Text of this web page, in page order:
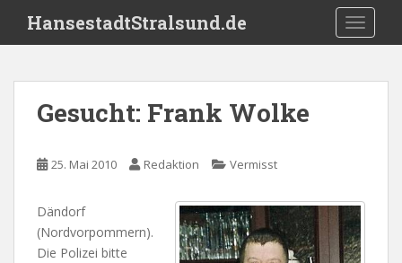
i
HansestadtStralsund.de
Gesucht: Frank Wolke
25. Mai 2010 Redaktion Vermisst
Dändorf
(Nordvorpommern).
Die Polizei bitte